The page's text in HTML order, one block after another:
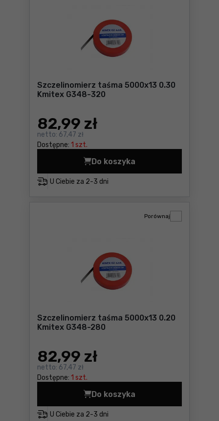
Szczelinomierz taśma 5000x13 0.30
Kmitex G348-320
82,99 zł
netto: 67,47 zł
Dostępne: 1 szt.
U Ciebie za 2-3 dni
Do koszyka
Szczelinomierz taśma
Szczelinomierz taśma 5000x13 0.20
Kmitex G348-280
82,99 zł
netto: 67,47 zł
Dostępne: 1 szt.
Porównaj
U Ciebie za 2-3 dni
Do koszyka
Szczelinomierz taśma